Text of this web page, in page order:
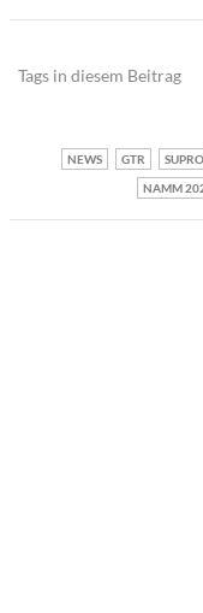
Tags in diesem Beitrag
NEWS GTR SUPRO
NAMM